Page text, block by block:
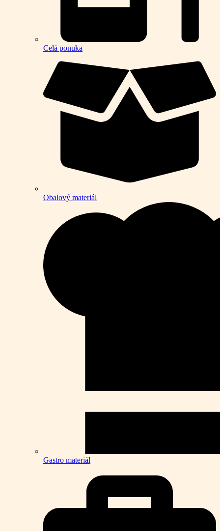
Celá ponuka
Obalový materiál
Gastro materiál